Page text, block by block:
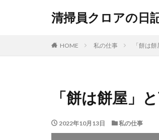
清掃員クロアの日
HOME 私の仕事 「餅は
「餅は餅屋」
2022年10月13日 私の仕事